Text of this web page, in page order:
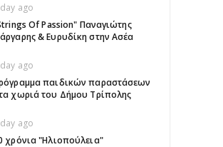
ago
Of Passion" Παναγιώτης
& Ευρυδίκη στην Ασέα
ago
παιδικών παραστάσεων
χωριά του Δήμου Τρίπολης
ago
χρόνια "Ηλιοπούλεια"